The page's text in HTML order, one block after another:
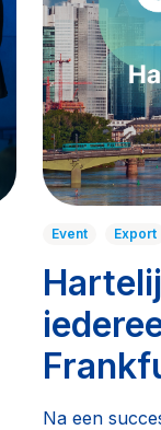
Event Export
Na een